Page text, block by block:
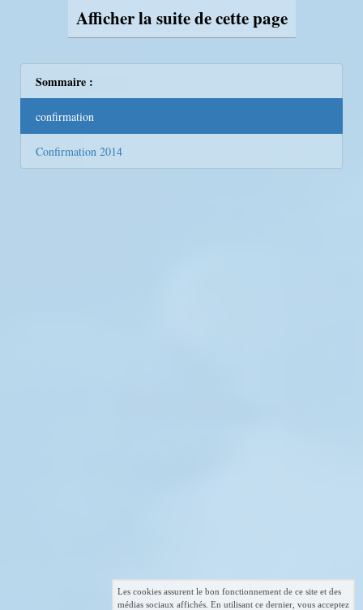
Afficher la suite de cette page
Sommaire :
confirmation
Confirmation 2014
Les cookies assurent le bon fonctionnement de ce site et des
médias sociaux affichés. En utilisant ce dernier, vous acceptez